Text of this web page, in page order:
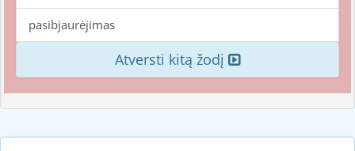
pasibjaurėjimas
Atversti kitą žodį